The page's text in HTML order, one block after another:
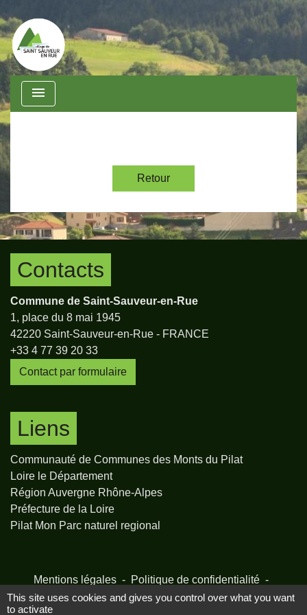
menu
Retour
Contacts
Commune de Saint-Sauveur-en-Rue
1, place du 8 mai 1945
42220 Saint-Sauveur-en-Rue - FRANCE
+33 4 77 39 20 33
Contact par formulaire
Liens
Communauté de Communes des Monts du Pilat
Loire le Département
Région Auvergne Rhône-Alpes
Préfecture de la Loire
Pilat Mon Parc naturel regional
Mentions légales - Politique de confidentialité -
Accessibilité - Plan du site - Gestion des cookies
This site uses cookies and gives you control over what you want
to activate